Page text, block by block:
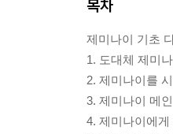
목차
제미나이 기초
1. 도대체 제미
2. 제미나이를
3. 제미나이 메
4. 제미나이에게